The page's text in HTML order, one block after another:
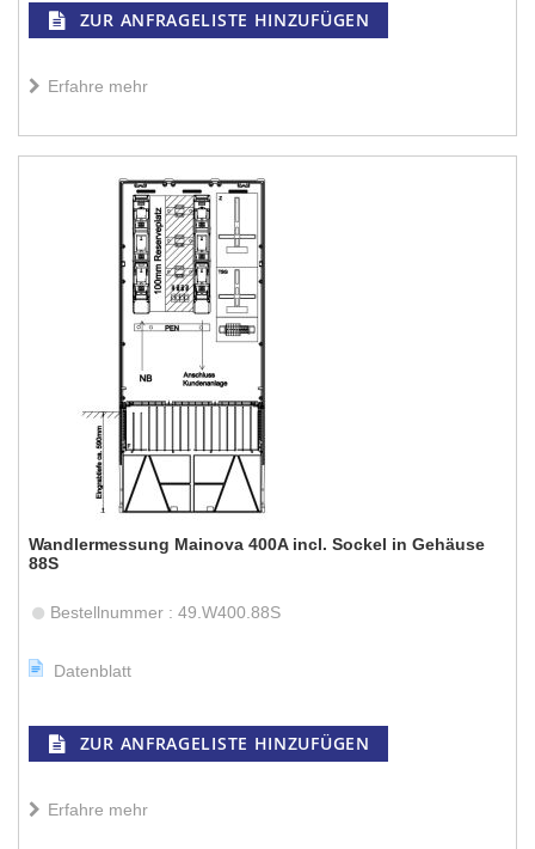
ZUR ANFRAGELISTE HINZUFÜGEN
Erfahre mehr
Wandlermessung Mainova 400A incl. Sockel in Gehäuse
88S
Bestellnummer : 49.W400.88S
Datenblatt
ZUR ANFRAGELISTE HINZUFÜGEN
Erfahre mehr